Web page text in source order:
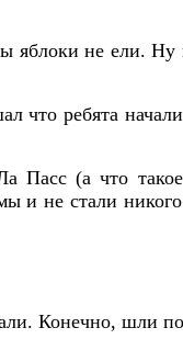
яблоки не ели.
что ребята
Пасс (а что
не стали
Конечно, шли